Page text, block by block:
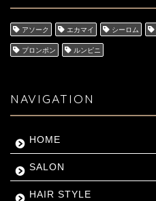
アソーク エカマイ シーロム
プロンポン ルンピニ
NAVIGATION
HOME
SALON
HAIR STYLE